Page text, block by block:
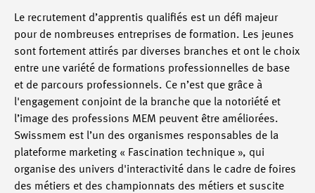
Le recrutement d’apprentis qualifiés est un défi majeur
pour de nombreuses entreprises de formation. Les jeunes
sont fortement attirés par diverses branches et ont le choix
entre une variété de formations professionnelles de base
et de parcours professionnels. Ce n’est que grâce à
l'engagement conjoint de la branche que la notoriété et
l’image des professions MEM peuvent être améliorées.
Swissmem est l’un des organismes responsables de la
plateforme marketing « Fascination technique », qui
organise des univers d'interactivité dans le cadre de foires
des métiers et des championnats des métiers et suscite